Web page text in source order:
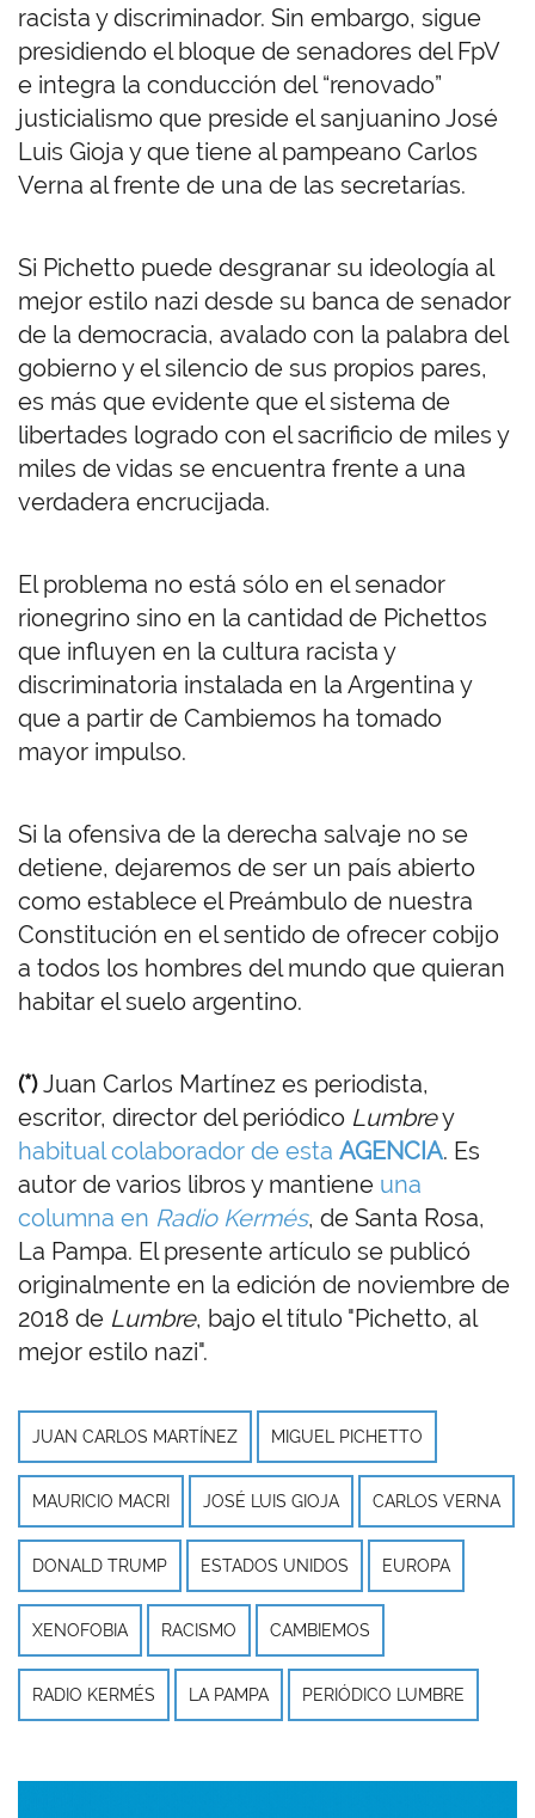
racista y discriminador. Sin embargo, sigue
presidiendo el bloque de senadores del FpV
e integra la conducción del “renovado”
justicialismo que preside el sanjuanino José
Luis Gioja y que tiene al pampeano Carlos
Verna al frente de una de las secretarías.
Si Pichetto puede desgranar su ideología al
mejor estilo nazi desde su banca de senador
de la democracia, avalado con la palabra del
gobierno y el silencio de sus propios pares,
es más que evidente que el sistema de
libertades logrado con el sacrificio de miles y
miles de vidas se encuentra frente a una
verdadera encrucijada.
El problema no está sólo en el senador
rionegrino sino en la cantidad de Pichettos
que influyen en la cultura racista y
discriminatoria instalada en la Argentina y
que a partir de Cambiemos ha tomado
mayor impulso.
Si la ofensiva de la derecha salvaje no se
detiene, dejaremos de ser un país abierto
como establece el Preámbulo de nuestra
Constitución en el sentido de ofrecer cobijo
a todos los hombres del mundo que quieran
habitar el suelo argentino.
(*)Juan Carlos Martínez es periodista,
escritor, director del periódico Lumbrey
habitual colaborador de esta AGENCIA. Es
autor de varios libros y mantiene una
columna en Radio Kermés, de Santa Rosa,
La Pampa. El presente artículo se publicó
originalmente en la edición de noviembre de
2018 de Lumbre, bajo el título "Pichetto, al
mejor estilo nazi".
JUAN CARLOS MARTÍNEZ MIGUEL PICHETTO
MAURICIO MACRI JOSÉ LUIS GIOJA CARLOS VERNA
DONALD TRUMP ESTADOS UNIDOS EUROPA
XENOFOBIA RACISMO CAMBIEMOS
RADIO KERMÉS LA PAMPA PERIÓDICO LUMBRE